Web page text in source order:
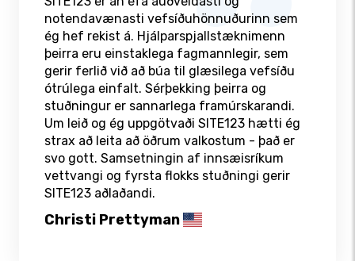
notendavænasti vefsíðuhönnuðurinn sem
ég hef rekist á. Hjálparspjallstæknimenn
þeirra eru einstaklega fagmannlegir, sem
gerir ferlið við að búa til glæsilega vefsíðu
ótrúlega einfalt. Sérþekking þeirra og
stuðningur er sannarlega framúrskarandi.
Um leið og ég uppgötvaði SITE123 hætti ég
strax að leita að öðrum valkostum - það er
svo gott. Samsetningin af innsæisríkum
vettvangi og fyrsta flokks stuðningi gerir
SITE123 aðlaðandi.
Christi Prettyman